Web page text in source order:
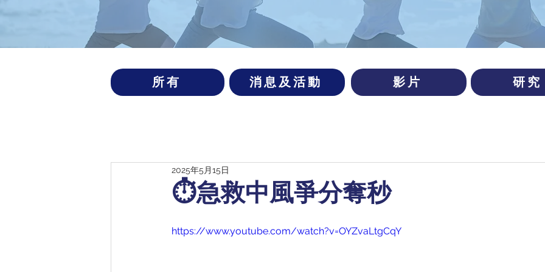
所有 消息及活動 影片 研究
⏱️急救中風爭分奪秒
2025年5月15日
https://www.youtube.com/watch?v=OYZvaLtgCqY